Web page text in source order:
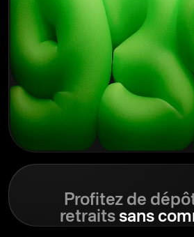
Profitez de
retraits sans